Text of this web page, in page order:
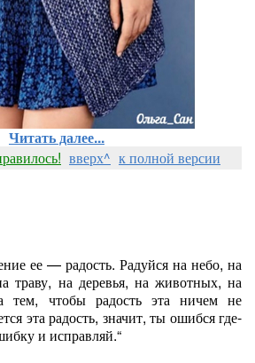
Читать далее...
вверх^ к полной версии
ее — радость. Радуйся на небо, на
траву, на деревья, на животных, на
чтобы радость эта ничем не
эта радость, значит, ты ошибся где-
и исправляй.“